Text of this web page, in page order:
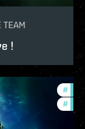
TEAM
!
#
#